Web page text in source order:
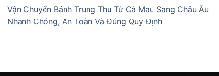
Vận Chuyển Bánh Trung Thu Từ Cà Mau Sang Châu Âu
Nhanh Chóng, An Toàn Và Đúng Quy Định